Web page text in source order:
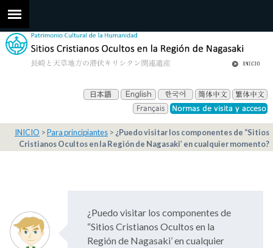
INICIO Para principiantes
¿Puedo visitar los componentes de “Sitios
Cristianos Ocultos en la Región de Nagasaki’ en cualquier momento?
¿Puedo visitar los componentes de
“Sitios Cristianos Ocultos en la
Región de Nagasaki’ en cualquier